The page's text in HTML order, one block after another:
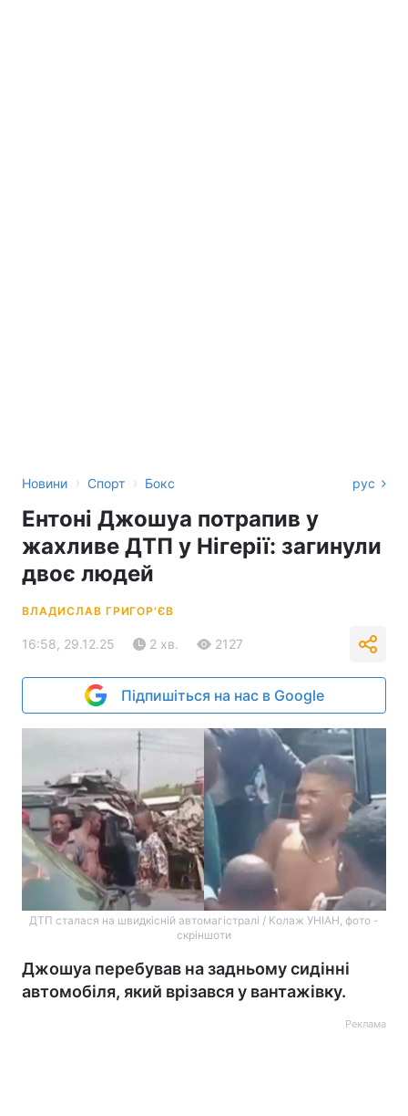
Новини › Спорт › Бокс рус
Ентоні Джошуа потрапив у
жахливе ДТП у Нігерії: загинули
двоє людей
ВЛАДИСЛАВ ГРИГОР'ЄВ
16:58, 29.12.25 2 хв. 2127
Підпишіться на нас в Google
ДТП сталася на швидкісній автомагістралі / Колаж УНІАН, фото -
скріншоти
Джошуа перебував на задньому сидінні
автомобіля, який врізався у вантажівку.
Реклама